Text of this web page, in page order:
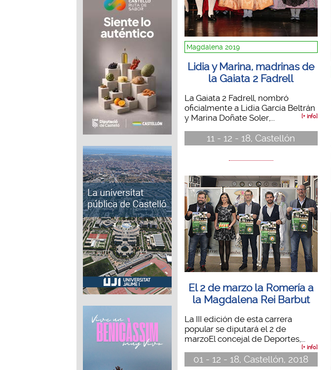
Magdalena 2019
Lidia y Marina, madrinas de
la Gaiata 2 Fadrell
La Gaiata 2 Fadrell, nombró
oficialmente a Lidia García Beltrán
y Marina Doñate Soler,...
[+ info]
11 - 12 - 18, Castellón
El 2 de marzo la Romería a
la Magdalena Rei Barbut
La III edición de esta carrera
popular se diputará el 2 de
marzoEl concejal de Deportes,...
[+ info]
01 - 12 - 18, Castellón, 2018